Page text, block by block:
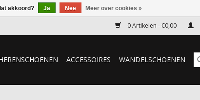
0 Artikelen - €0,00
ACCESSOIRES WANDELSCHOENEN
akkoord? Ja Nee Meer over cookies »